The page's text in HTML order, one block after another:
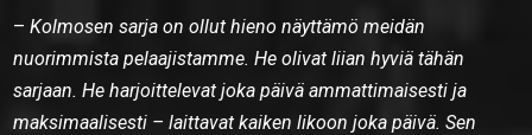
–Kolmosen sarja on ollut hieno näyttämö meidän
nuorimmista pelaajistamme. He olivat liian hyviä tähän
sarjaan. He harjoittelevat joka päivä ammattimaisesti ja
maksimaalisesti – laittavat kaiken likoon joka päivä. Sen